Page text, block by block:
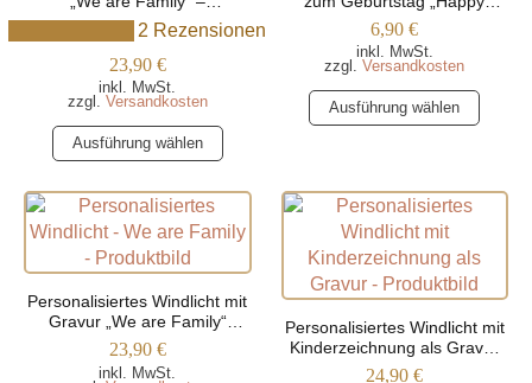
auf
Produktseite
gewählt
werden
können
der
Produktseite
gewählt
Verschiedene Farben
2 Rezensionen
23,90 €
inkl. MwSt.
zzgl. Versandkosten
Ausführung wählen
Dieses
Produkt
weist
mehrere
Varianten
auf.
Optionen
können
Birthday“, Schriftzug
6,90€
inkl. MwSt.
zzgl.Versandkosten
Ausführung wählen
Dieses
Produkt
Varianten
Die
Optionen
auf
Personalisiertes Windlicht mit
Gravur „We are Family“
(Trapez)
23,90 €
inkl. MwSt.
Personalisiertes Windlicht mit
Kinderzeichnung als Gravur
(Trapezform)
24,90€